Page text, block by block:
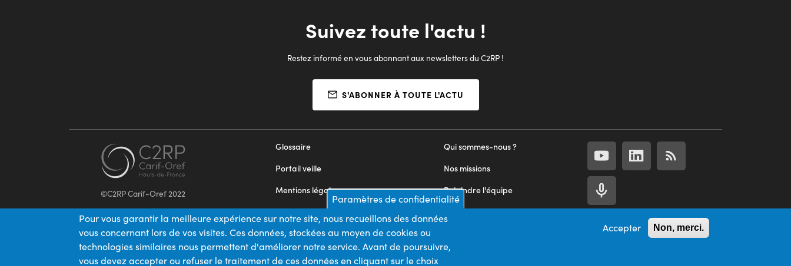
Suivez toute l'actu !
Restez informé en vous abonnant aux newsletters du C2RP !
S'ABONNER À TOUTE L'ACTU
©C2RP Carif-Oref 2022
Qui sommes-nous ?
Nos missions
Rejoindre l'équipe
Nous contacter
Glossaire
Portail veille
Mentions légales
Appels d'offres
Plan du site
Paramètres de confidentialité
Pour vous garantir la meilleure expérience sur notre site, nous recueillons des données
vous concernant lors de vos visites. Ces données, stockées au moyen de cookies ou
technologies similaires nous permettent d'améliorer notre service. Avant de poursuivre,
vous devez accepter ou refuser le traitement de ces données en cliquant sur le choix
Accepter Non, merci.